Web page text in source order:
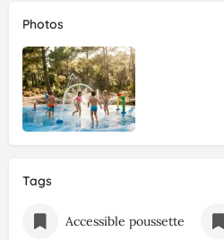
Photos
Tags
Accessible poussette